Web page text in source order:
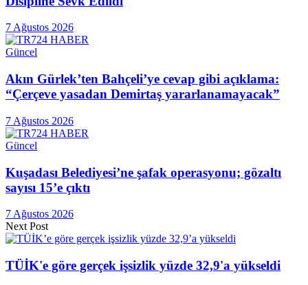
7 Ağustos 2026
Güncel
Akın Gürlek’ten Bahçeli’ye cevap gibi açıklama:
“Çerçeve yasadan Demirtaş yararlanamayacak”
7 Ağustos 2026
Güncel
Kuşadası Belediyesi’ne şafak operasyonu; gözaltı
sayısı 15’e çıktı
7 Ağustos 2026
Next Post
TÜİK'e göre gerçek işsizlik yüzde 32,9'a yükseldi